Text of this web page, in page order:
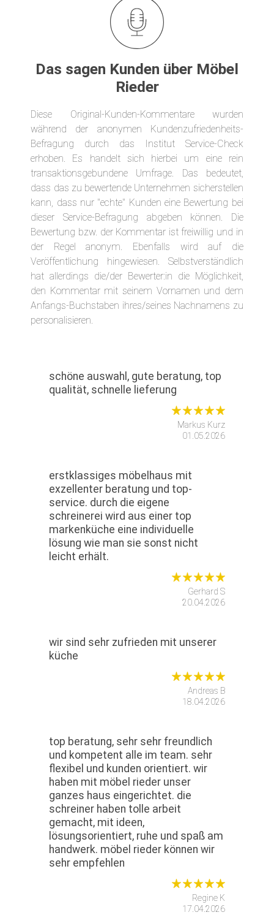
Das sagen Kunden über Möbel
Rieder
Diese Original-Kunden-Kommentare wurden
während der anonymen Kundenzufriedenheits-
Befragung durch das Institut Service-Check
erhoben. Es handelt sich hierbei um eine rein
transaktionsgebundene Umfrage. Das bedeutet,
dass das zu bewertende Unternehmen sicherstellen
kann, dass nur "echte" Kunden eine Bewertung bei
dieser Service-Befragung abgeben können. Die
Bewertung bzw. der Kommentar ist freiwillig und in
der Regel anonym. Ebenfalls wird auf die
Veröffentlichung hingewiesen. Selbstverständlich
hat allerdings die/der Bewerter:in die Möglichkeit,
den Kommentar mit seinem Vornamen und dem
Anfangs-Buchstaben ihres/seines Nachnamens zu
personalisieren.
schöne auswahl, gute beratung, top
qualität, schnelle lieferung
Markus Kurz
01.05.2026
erstklassiges möbelhaus mit
exzellenter beratung und top-
service. durch die eigene
schreinerei wird aus einer top
markenküche eine individuelle
lösung wie man sie sonst nicht
leicht erhält.
Gerhard S
20.04.2026
wir sind sehr zufrieden mit unserer
küche
Andreas B
18.04.2026
top beratung, sehr sehr freundlich
und kompetent alle im team. sehr
flexibel und kunden orientiert. wir
haben mit möbel rieder unser
ganzes haus eingerichtet. die
schreiner haben tolle arbeit
gemacht, mit ideen,
lösungsorientiert, ruhe und spaß am
handwerk. möbel rieder können wir
sehr empfehlen
Regine K
17.04.2026